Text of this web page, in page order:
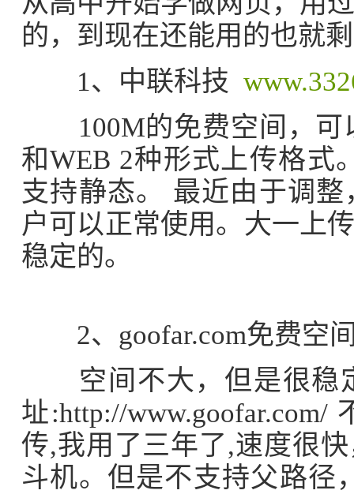
的，到现在还能用的也就
1、中联科技
100M的免费空间，可
和WEB 2种形式上传格式
支持静态。 最近由于调
户可以正常使用。大一上
稳定的。
2、goofar.com免费空
空间不大，但是很稳
址:http://
传,我用了三年了,速度很
斗机。但是不支持父路径